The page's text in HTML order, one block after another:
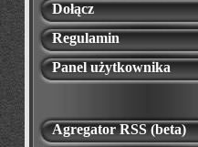
Dołącz
Regulamin
Panel użytkownika
Agregator RSS (beta)